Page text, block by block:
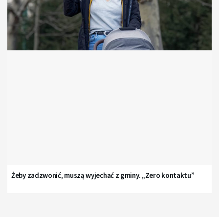
Żeby zadzwonić, muszą wyjechać z gminy. „Zero kontaktu”